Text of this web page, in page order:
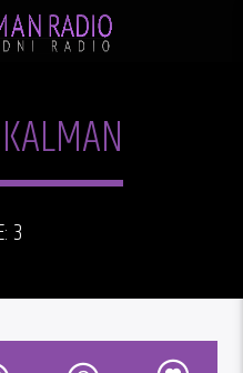
KALMAN
3